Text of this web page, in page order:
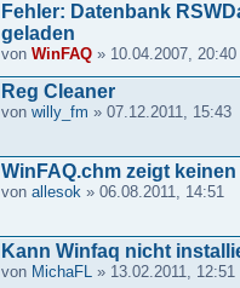
Fehler: Datenbank
geladen
von WinFAQ» 10.04.2007, 20:40
Reg Cleaner
von willy_fm » 07.12.2011, 15:43
WinFAQ.chm zeigt keinen
von allesok» 06.08.2011, 14:51
Kann Winfaq nicht
von MichaFL» 13.02.2011, 12:51